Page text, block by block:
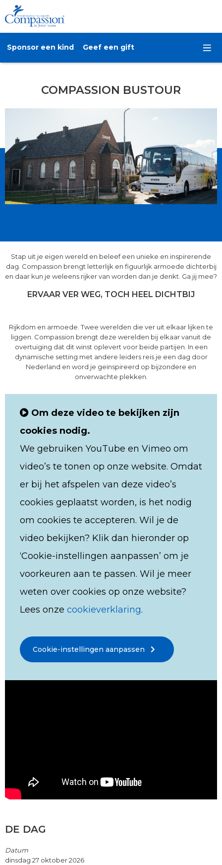
Sponsor een kind Geef een gift
COMPASSION BUSTOUR
Stap uit je eigen wereld en beleef een unieke en inspirerende
dag. Compassion brengt letterlijk en figuurlijk armoede dichterbij
en daar kun je weleens rijker van worden dan je denkt. Ga jij mee?
ERVAAR VER WEG, TOCH HEEL DICHTBIJ
Rijkdom en armoede. Twee werelden die ver uit elkaar lijken te
liggen. Compassion brengt deze werelden bij elkaar vanuit de
overtuiging dat dit winst oplevert voor beide partijen. In een
dynamische setting met andere leiders reis je een dag door
Nederland en word je geïnspireerd op bijzondere en
onverwachte plekken.
Om deze video te bekijken zijn
cookies nodig.
We gebruiken YouTube en Vimeo om
video’s te tonen op onze website. Omdat
er bij het afspelen van deze video’s
cookies geplaatst worden, is het nodig
om cookies te accepteren. Wil je de
video bekijken? Klik dan hieronder op
‘Cookie-instellingen aanpassen’ om je
voorkeuren aan te passen. Wil je meer
weten over cookies op onze website?
Lees onze cookieverklaring.
Cookie-instellingen aanpassen
DE DAG
Datum
dinsdag 27 oktober 2026